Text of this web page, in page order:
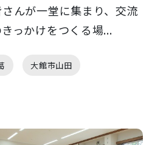
んが一堂に集まり、交流
っかけをつくる場...
大館市山田